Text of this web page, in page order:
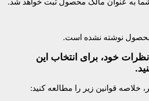
شما به عنوان مالک محصول ثبت خواهد شد.
محصول نوشته نشده است.
خود، برای انتخاب این
خلاصه قوانین زیر را مطالعه کنید: